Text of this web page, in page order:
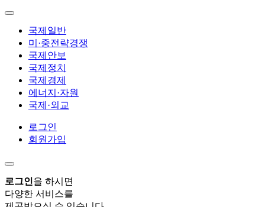
국제일반
미·중전략경쟁
국제안보
국제정치
국제경제
에너지·자원
국제·외교
로그인
회원가입
로그인을 하시면
다양한 서비스를